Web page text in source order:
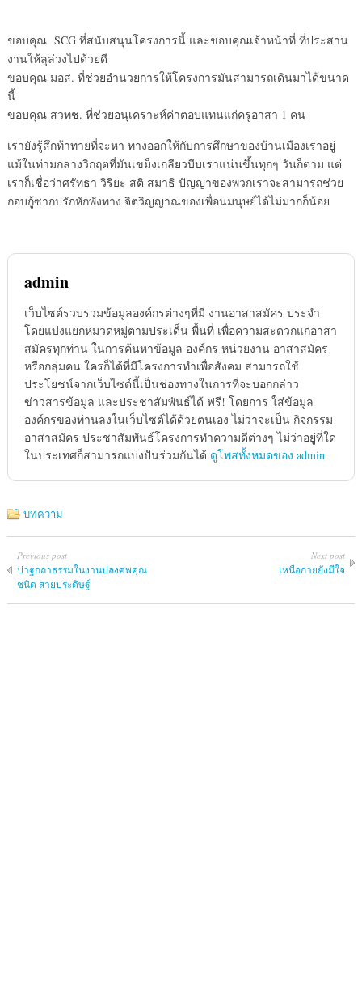
ขอบคุณ SCG ที่สนับสนุนโครงการนี้ และขอบคุณเจ้าหน้าที่ ที่ประสาน
งานให้ลุล่วงไปด้วยดี
ขอบคุณ มอส. ที่ช่วยอำนวยการให้โครงการมันสามารถเดินมาได้ขนาด
นี้
ขอบคุณ สวทช. ที่ช่วยอนุเคราะห์ค่าตอบแทนแก่ครูอาสา 1 คน
เรายังรู้สึกท้าทายที่จะหา ทางออกให้กับการศึกษาของบ้านเมืองเราอยู่
แม้ในท่ามกลางวิกฤตที่มันเขม็งเกลียวบีบเราแน่นขึ้นทุกๆ วันก็ตาม แต่
เราก็เชื่อว่าศรัทธา วิริยะ สติ สมาธิ ปัญญาของพวกเราจะสามารถช่วย
กอบกู้ซากปรักหักพังทาง จิตวิญญาณของเพื่อนมนุษย์ได้ไม่มากก็น้อย
admin
เว็บไซต์รวบรวมข้อมูลองค์กรต่างๆที่มี งานอาสาสมัคร ประจำ
โดยแบ่งแยกหมวดหมู่ตามประเด็น พื้นที่ เพื่อความสะดวกแก่อาสา
สมัครทุกท่าน ในการค้นหาข้อมูล องค์กร หน่วยงาน อาสาสมัคร
หรือกลุ่มคน ใครก็ได้ที่มีโครงการทำเพื่อสังคม สามารถใช้
ประโยชน์จากเว็บไซต์นี้เป็นช่องทางในการที่จะบอกกล่าว
ข่าวสารข้อมูล และประชาสัมพันธ์ได้ ฟรี! โดยการ ใส่ข้อมูล
องค์กรของท่านลงในเว็บไซต์ได้ด้วยตนเอง ไม่ว่าจะเป็น กิจกรรม
อาสาสมัคร ประชาสัมพันธ์โครงการทำความดีต่างๆ ไม่ว่าอยู่ที่ใด
ในประเทศก็สามารถแบ่งปันร่วมกันได้ ดูโพสทั้งหมดของ admin
บทความ
Previous post
ปาฐกถาธรรมในงานปลงศพคุณ
ชนิด สายประดิษฐ์
Next post
เหนือกายยังมีใจ